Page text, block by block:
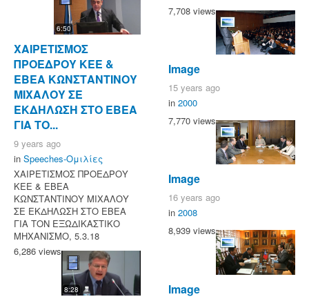
6:50
ΧΑΙΡΕΤΙΣΜΟΣ
ΠΡΟΕΔΡΟΥ ΚΕΕ &
ΕΒΕΑ ΚΩΝΣΤΑΝΤΙΝΟΥ
ΜΙΧΑΛΟΥ ΣΕ
ΕΚΔΗΛΩΣΗ ΣΤΟ ΕΒΕΑ
ΓΙΑ ΤΟ...
9 years ago
in Speeches-Ομιλίες
ΧΑΙΡΕΤΙΣΜΟΣ ΠΡΟΕΔΡΟΥ
ΚΕΕ & ΕΒΕΑ
ΚΩΝΣΤΑΝΤΙΝΟΥ ΜΙΧΑΛΟΥ
ΣΕ ΕΚΔΗΛΩΣΗ ΣΤΟ ΕΒΕΑ
ΓΙΑ ΤΟΝ ΕΞΩΔΙΚΑΣΤΙΚΟ
ΜΗΧΑΝΙΣΜΟ, 5.3.18
6,286 views
8:28
7,708 views
Image
15 years ago
in 2000
7,770 views
Image
16 years ago
in 2008
8,939 views
Image